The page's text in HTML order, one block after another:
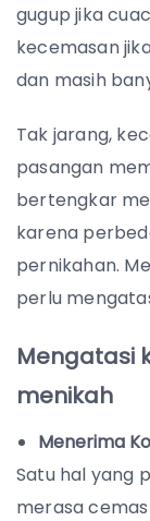
gugup jika
kecemasan
dan masih
Tak jarang,
pasangan
bertengkar
karena
pernikahan.
perlu
Mengatasi
menikah
Menerima
Satu hal yang
merasa